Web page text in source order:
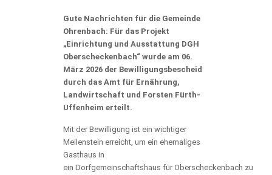
Gute Nachrichten für die Gemeinde
Ohrenbach: Für das Projekt
„Einrichtung und Ausstattung DGH
Oberscheckenbach“ wurde am 06.
März 2026 der Bewilligungsbescheid
durch das Amt für Ernährung,
Landwirtschaft und Forsten Fürth-
Uffenheim erteilt.
Mit der Bewilligung ist ein wichtiger
Meilenstein erreicht, um ein ehemaliges
Gasthaus in
ein Dorfgemeinschaftshaus für Oberscheckenbach zu